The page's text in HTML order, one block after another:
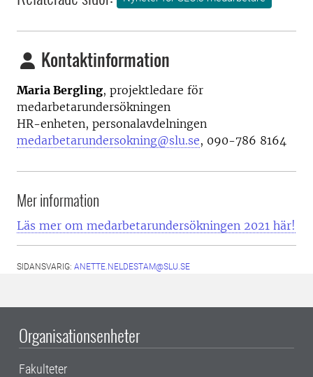
Kontaktinformation
Maria Bergling, projektledare för
medarbetarundersökningen
HR-enheten, personalavdelningen
medarbetarundersokning@slu.se, 090-786 8164
Mer information
Läs mer om medarbetarundersökningen 2021 här!
SIDANSVARIG: ANETTE.NELDESTAM@SLU.SE
Organisationsenheter
Fakulteter